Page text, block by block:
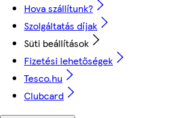
Hova szállítunk?
Szolgáltatás díjak
Süti beállítások
Fizetési lehetőségek
Tesco.hu
Clubcard